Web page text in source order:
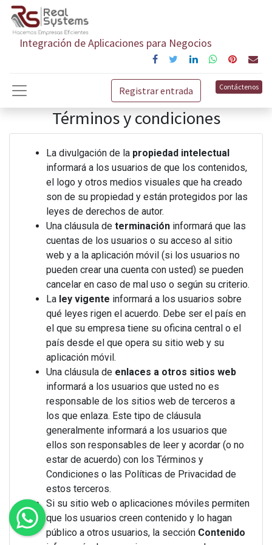
Integración de Aplicaciones para Negocios
Registrar entrada Contáctenos
Términos y condiciones
La divulgación de la propiedad intelectual
informará a los usuarios de que los contenidos,
el logo y otros medios visuales que ha creado
son de su propiedad y están protegidos por las
leyes de derechos de autor.
Una cláusula de terminación informará que las
cuentas de los usuarios o su acceso al sitio
web y a la aplicación móvil (si los usuarios no
pueden crear una cuenta con usted) se pueden
cancelar en caso de mal uso o según su criterio.
La ley vigente informará a los usuarios sobre
qué leyes rigen el acuerdo. Debe ser el país en
el que su empresa tiene su oficina central o el
país desde el que opera su sitio web y su
aplicación móvil.
Una cláusula de enlaces a otros sitios web
informará a los usuarios que usted no es
responsable de los sitios web de terceros a
los que enlaza. Este tipo de cláusula
generalmente informará a los usuarios que
ellos son responsables de leer y acordar (o no
estar de acuerdo) con los Términos y
Condiciones o las Políticas de Privacidad de
estos terceros.
Si su sitio web o aplicaciones móviles permiten
que los usuarios creen contenido y lo hagan
público a otros usuarios, la sección Contenido